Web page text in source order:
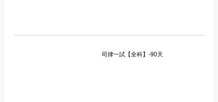
司律一試【全科】-90天